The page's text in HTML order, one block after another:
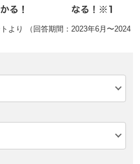
より （回答期間：2023年6月〜2024